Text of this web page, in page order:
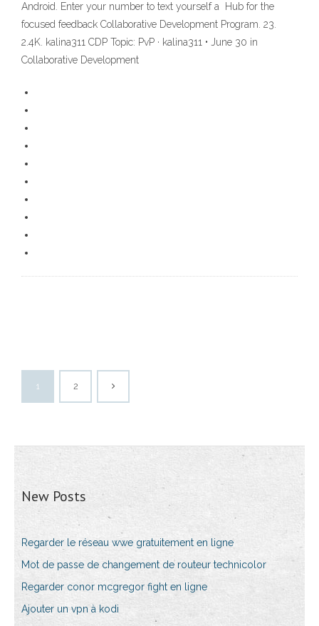
Android. Enter your number to text yourself a Hub for the
focused feedback Collaborative Development Program. 23.
2.4K. kalina311 CDP Topic: PvP · kalina311 • June 30 in
Collaborative Development
1 2
New Posts
Regarder le réseau wwe gratuitement en ligne
Mot de passe de changement de routeur technicolor
Regarder conor mcgregor fight en ligne
Ajouter un vpn à kodi